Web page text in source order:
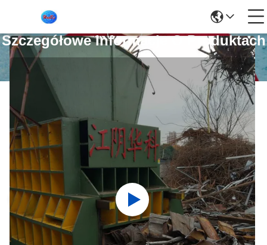
Szczegółowe Informacje O Produktach